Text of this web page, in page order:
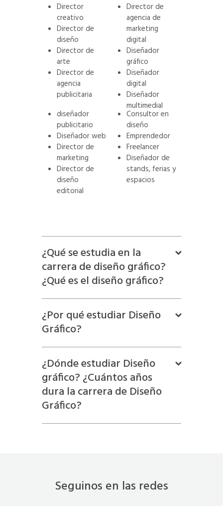
Director
creativo
Director de
diseño
Director de
arte
Director de
agencia
publicitaria
Director de
agencia de
marketing
digital
Diseñador
gráfico
Diseñador
digital
Diseñador
multimedial
diseñador
publicitario
Diseñador web
Director de
marketing
Director de
diseño
editorial
Consultor en
diseño
Emprendedor
Freelancer
Diseñador de
stands, ferias y
espacios
¿Qué se estudia en la
carrera de diseño gráfico?
¿Qué es el diseño gráfico?
¿Por qué estudiar Diseño
Gráfico?
¿Dónde estudiar Diseño
gráfico? ¿Cuántos años
dura la carrera de Diseño
Gráfico?
Seguinos en las redes